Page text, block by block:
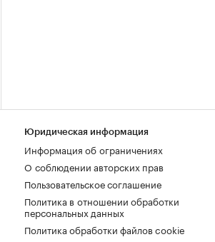
Юридическая информация
Информация об ограничениях
О соблюдении авторских прав
Пользовательское соглашение
Политика в отношении обработки
персональных данных
Политика обработки файлов cookie